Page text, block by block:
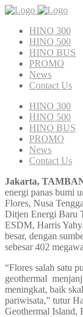
HINO 300
HINO 500
HINO BUS
PROMO
News
Contact Us
HINO 300
HINO 500
HINO BUS
PROMO
News
Contact Us
Jakarta,
energi panas bumi
Flores, Nusa
Ditjen Energi Baru
ESDM, Harris
besar, dengan
sebesar 402
“Flores salah satu
geothermal
meningkat, baik
pariwisata,” tutur
Geothermal Island,